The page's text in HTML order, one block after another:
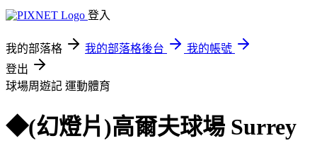
登入
我的部落格 我的部落格後台
我的帳號
登出
球場周遊記 運動體育
◆(幻燈片)高爾夫球場 Surrey